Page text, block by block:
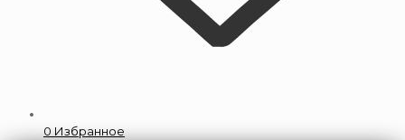
0 Избранное